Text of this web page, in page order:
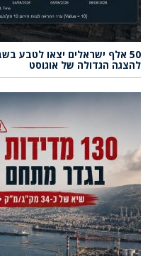
50 אלף ישראלים יצאו לטבע
להצגה הגדולה של אוגוסט